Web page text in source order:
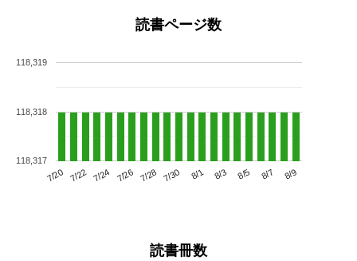
読書ページ数
7/20 7/22 7/24 7/26 7/28 7/30 8/1 8/3 8/5 8/7 8/9
118,317
118,318
118,319
読書冊数